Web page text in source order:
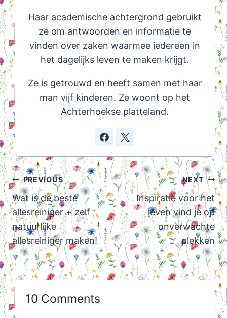
Haar academische achtergrond gebruikt
ze om antwoorden en informatie te
vinden over zaken waarmee iedereen in
het dagelijks leven te maken krijgt.
Ze is getrouwd en heeft samen met haar
man vijf kinderen. Ze woont op het
Achterhoekse platteland.
Post
navigation
PREVIOUS
Wat is de beste
allesreiniger + zelf
natuurlijke
allesreiniger maken!
NEXT
Inspiratie voor het
leven vind je op
onverwachte
plekken
10 Comments